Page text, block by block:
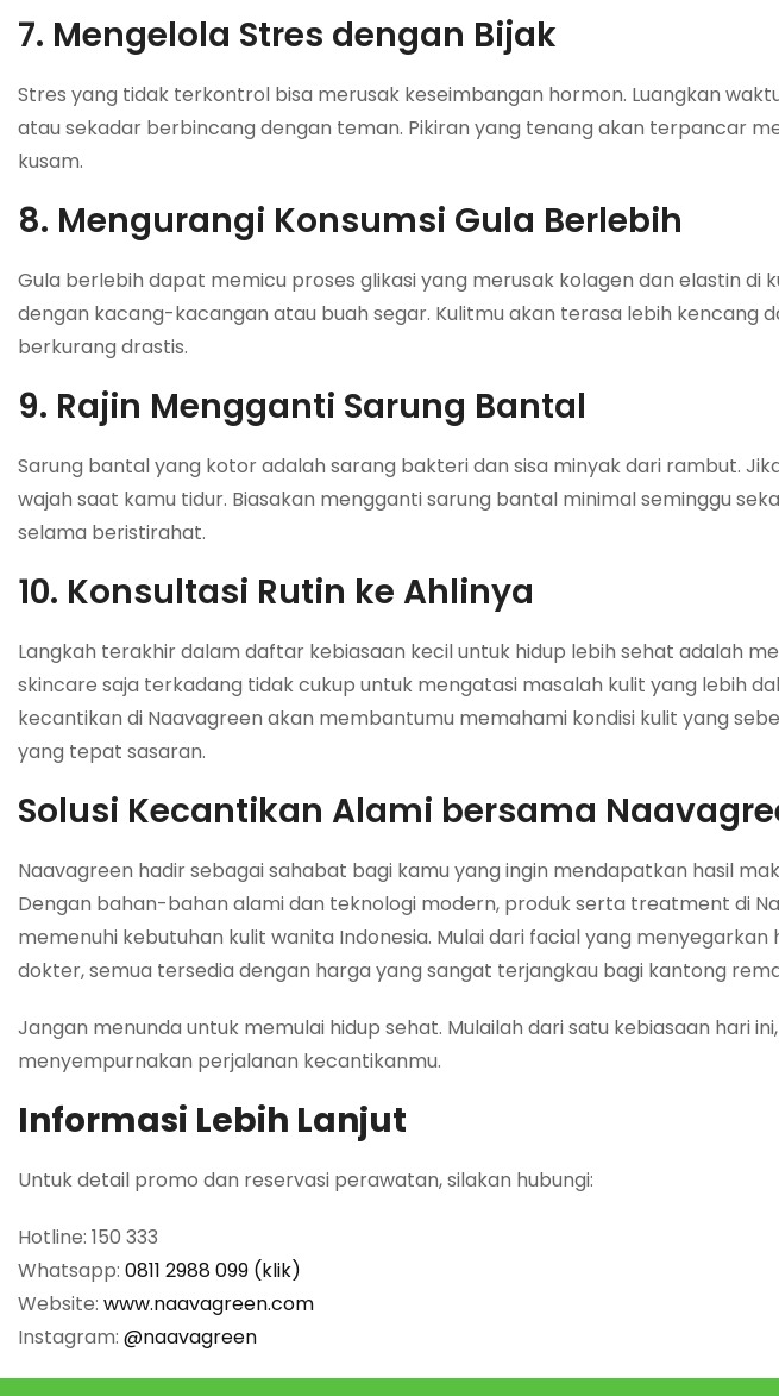
7. Mengelola Stres dengan Bijak
Stres yang tidak terkontrol bisa merusak keseimbangan hormon. Luangkan
atau sekadar berbincang dengan teman. Pikiran yang tenang akan terpancar
kusam.
8. Mengurangi Konsumsi Gula Berlebih
Gula berlebih dapat memicu proses glikasi yang merusak kolagen dan elastin di
dengan kacang-kacangan atau buah segar. Kulitmu akan terasa lebih kencang
berkurang drastis.
9. Rajin Mengganti Sarung Bantal
Sarung bantal yang kotor adalah sarang bakteri dan sisa minyak dari rambut.
wajah saat kamu tidur. Biasakan mengganti sarung bantal minimal seminggu
selama beristirahat.
10. Konsultasi Rutin ke Ahlinya
Langkah terakhir dalam daftar kebiasaan kecil untuk hidup lebih sehat adalah
skincare saja terkadang tidak cukup untuk mengatasi masalah kulit yang lebih
kecantikan di Naavagreen akan membantumu memahami kondisi kulit yang
yang tepat sasaran.
Solusi Kecantikan Alami bersama
Naavagreen hadir sebagai sahabat bagi kamu yang ingin mendapatkan hasil
Dengan bahan-bahan alami dan teknologi modern, produk serta treatment di
memenuhi kebutuhan kulit wanita Indonesia. Mulai dari facial yang
dokter, semua tersedia dengan harga yang sangat terjangkau bagi kantong
Jangan menunda untuk memulai hidup sehat. Mulailah dari satu kebiasaan hari
menyempurnakan perjalanan kecantikanmu.
Informasi Lebih Lanjut
Untuk detail promo dan reservasi perawatan, silakan hubungi:
Hotline: 150 333
Whatsapp: 0811 2988 099 (klik)
Website: www.naavagreen.com
Instagram: @naavagreen